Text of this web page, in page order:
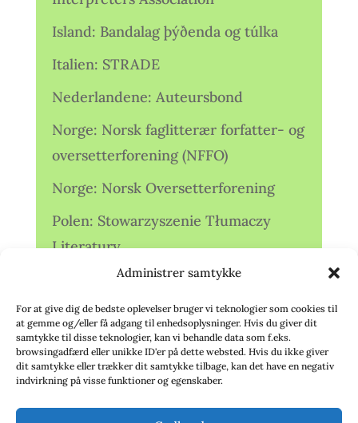
Administrer samtykke
For at give dig de bedste oplevelser bruger vi teknologier som cookies til
at gemme og/eller få adgang til enhedsoplysninger. Hvis du giver dit
samtykke til disse teknologier, kan vi behandle data som f.eks.
browsingadfærd eller unikke ID'er på dette websted. Hvis du ikke giver
dit samtykke eller trækker dit samtykke tilbage, kan det have en negativ
indvirkning på visse funktioner og egenskaber.
Island: Bandalag þýðenda og túlka
Italien: STRADE
Nederlandene: Auteursbond
Norge: Norsk faglitterær forfatter- og
oversetterforening (NFFO)
Norge: Norsk Oversetterforening
Polen: Stowarzyszenie Tłumaczy
Literatury
Storbritannien: Translators
Association (TA)
Sverige: Översättarsektionen (Ö.)
Sverige: Översättarcentrum (ÖC)